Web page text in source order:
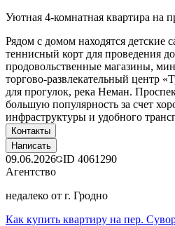
Уютная 4-комнатная квартира на
Рядом с домом находятся детские
теннисный корт для проведения
продовольственные магазины,
торгово-развлекательный центр
для прогулок, река Неман.
большую популярность за счет
инфраструктуры и удобного
Контакты
Написать
09.06.2026 ID 4061290
Агентство
недалеко от г. Гродно
Как купить квартиру на пер.